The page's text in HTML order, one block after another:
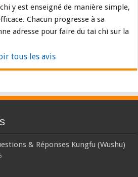
y est enseigné de manière simple,
Chacun progresse à sa
adresse pour faire du tai chi sur la
tous les avis
& Réponses Kungfu (Wushu)